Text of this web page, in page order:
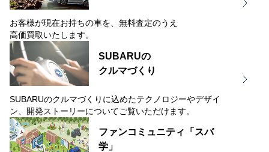
お客様が現在お持ちの車を、無料査定のうえ
高価買取いたします。
SUBARUの
クルマづくり
SUBARUのクルマづくりに込めたテクノロジーやデザイ
ン、開発ストーリーについてご覧いただけます。
ファンコミュニティ「スバ
学」